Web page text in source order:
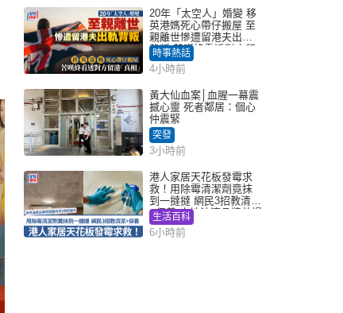
20年「太空人」婚變 移
英港媽死心帶仔搬屋 至
親離世慘遭留港夫出軌
背叛 苦嘆終看透對方留
港「真相」｜Juicy叮
時事熱話
4小時前
黃大仙血案│血腥一幕震
撼心靈 死者鄰居：個心
仲震緊
突發
3小時前
港人家居天花板發霉求
救！用除霉清潔劑竟抹
到一撻撻 網民3招教清潔
+保養 本地油漆品牌曾提
醒勿用1物防變色
生活百科
6小時前